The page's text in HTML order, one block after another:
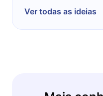
Ver todas as ideias